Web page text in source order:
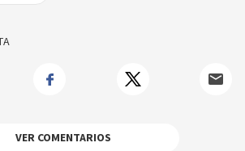
promoviendo iniciativas de
estratégica y participación socio-
a nivel local.
VER COMENTARIOS